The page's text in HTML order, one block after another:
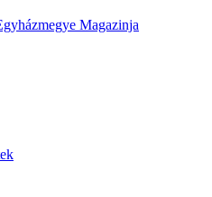
Magazinja